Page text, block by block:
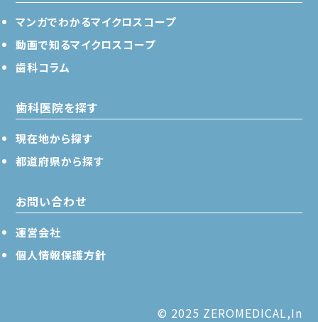
マンガでわかるマイクロスコープ
動画で知るマイクロスコープ
歯科コラム
歯科医院を探す
現在地から探す
都道府県から探す
お問い合わせ
運営会社
個人情報保護方針
© 2025 ZEROMEDICAL,In